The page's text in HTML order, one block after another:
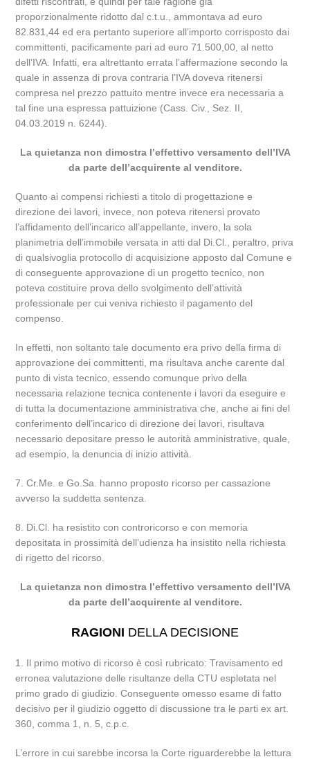
proporzionalmente ridotto dal c.t.u., ammontava ad euro
82.831,44 ed era pertanto superiore all’importo corrisposto dai
committenti, pacificamente pari ad euro 71.500,00, al netto
dell’IVA. Infatti, era altrettanto errata l’affermazione secondo la
quale in assenza di prova contraria l’IVA doveva ritenersi
compresa nel prezzo pattuito mentre invece era necessaria a
tal fine una espressa pattuizione (Cass. Civ., Sez. II,
04.03.2019 n. 6244).
La quietanza non dimostra l’effettivo versamento dell’IVA
da parte dell’acquirente al venditore.
Quanto ai compensi richiesti a titolo di progettazione e
direzione dei lavori, invece, non poteva ritenersi provato
l’affidamento dell’incarico all’appellante, invero, la sola
planimetria dell’immobile versata in atti dal Di.Cl., peraltro, priva
di qualsivoglia protocollo di acquisizione apposto dal Comune e
di conseguente approvazione di un progetto tecnico, non
poteva costituire prova dello svolgimento dell’attività
professionale per cui veniva richiesto il pagamento del
compenso.
In effetti, non soltanto tale documento era privo della firma di
approvazione dei committenti, ma risultava anche carente dal
punto di vista tecnico, essendo comunque privo della
necessaria relazione tecnica contenente i lavori da eseguire e
di tutta la documentazione amministrativa che, anche ai fini del
conferimento dell’incarico di direzione dei lavori, risultava
necessario depositare presso le autorità amministrative, quale,
ad esempio, la denuncia di inizio attività.
7. Cr.Me. e Go.Sa. hanno proposto ricorso per cassazione
avverso la suddetta sentenza.
8. Di.Cl. ha resistito con controricorso e con memoria
depositata in prossimità dell’udienza ha insistito nella richiesta
di rigetto del ricorso.
La quietanza non dimostra l’effettivo versamento dell’IVA
da parte dell’acquirente al venditore.
RAGIONI DELLA DECISIONE
1. Il primo motivo di ricorso è così rubricato: Travisamento ed
erronea valutazione delle risultanze della CTU espletata nel
primo grado di giudizio. Conseguente omesso esame di fatto
decisivo per il giudizio oggetto di discussione tra le parti ex art.
360, comma 1, n. 5, c.p.c.
L’errore in cui sarebbe incorsa la Corte riguarderebbe la lettura